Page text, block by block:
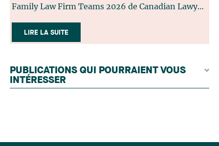
Family Law Firm Teams 2026 de Canadian Lawyer.
sélection rigoureux, fondé sur des nominations
issues du lectorat, d'associations juridiques et de
par un jury indépendant composé de praticiens
chevronnés en droit de la famille provenant de
l'ensemble du Canada. Cette distinction
LIRE LA SUITE
PUBLICATIONS QUI POURRAIENT VOUS
INTÉRESSER